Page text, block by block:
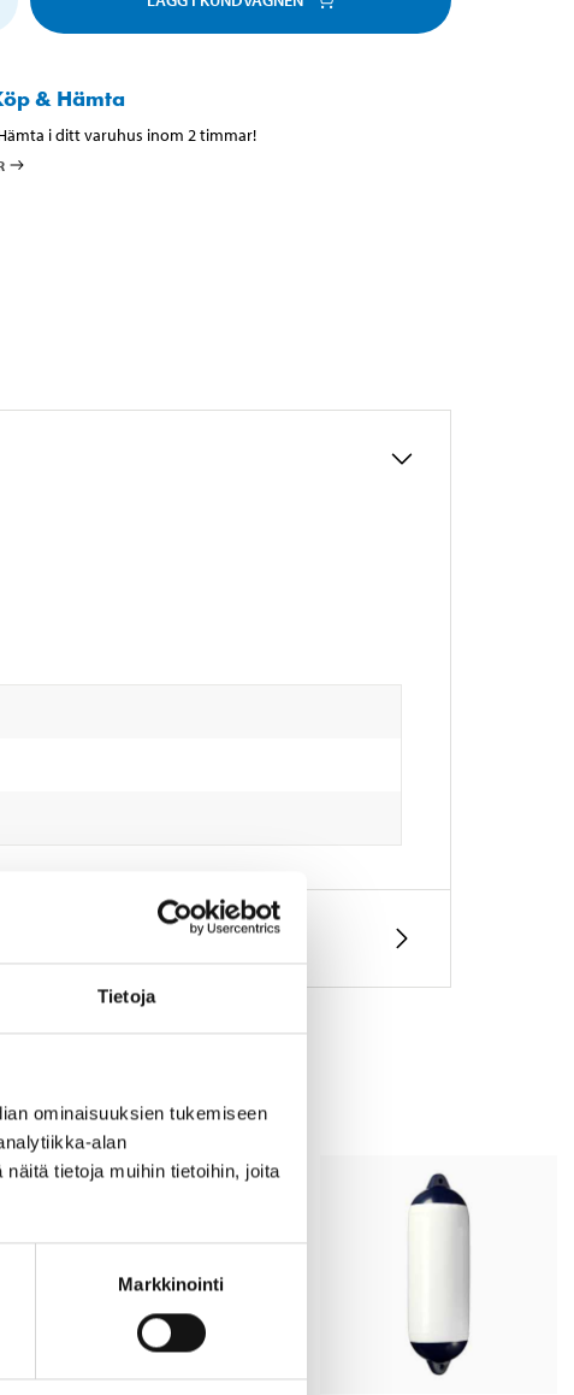
Tietoja
ominaisuuksien tukemiseen
alan
tietoja muihin tietoihin, joita
Markkinointi
& Hämta
i ditt varuhus inom 2 timmar!